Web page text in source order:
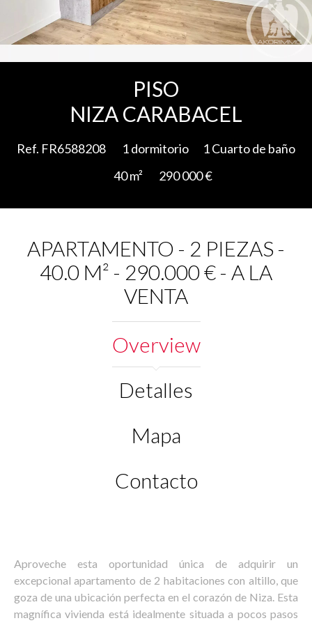
PISO
NIZA CARABACEL
Ref. FR6588208 1 dormitorio
1 Cuarto de baño
40 m²
290 000 €
APARTAMENTO - 2 PIEZAS -
40.0 M² - 290.000 € - A LA
VENTA
Overview
Detalles
Mapa
Contacto
Aproveche esta oportunidad única de adquirir un
excepcional apartamento de 2 habitaciones con altillo, que
goza de una ubicación perfecta en el corazón de Niza. Esta
magnífica vivienda está idealmente situada a pocos pasos